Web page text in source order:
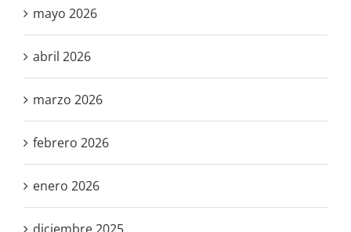
mayo 2026
abril 2026
marzo 2026
febrero 2026
enero 2026